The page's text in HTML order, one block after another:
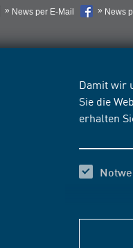
Damit wir
Sie die
erhalten
News per E-Mail News